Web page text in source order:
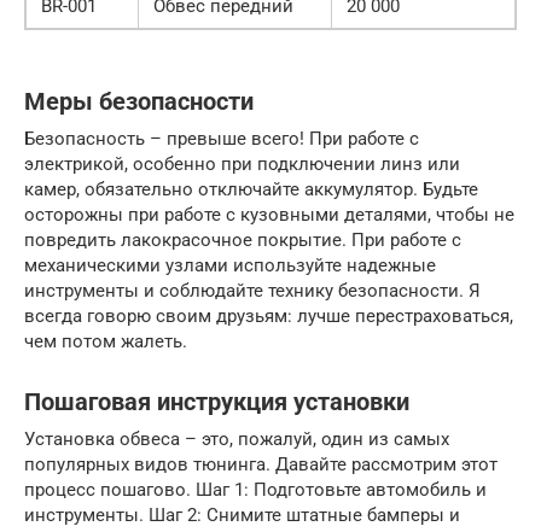
BR-001 Обвес передний 20 000
Меры безопасности
Безопасность – превыше всего! При работе с
электрикой, особенно при подключении линз или
камер, обязательно отключайте аккумулятор. Будьте
осторожны при работе с кузовными деталями, чтобы не
повредить лакокрасочное покрытие. При работе с
механическими узлами используйте надежные
инструменты и соблюдайте технику безопасности. Я
всегда говорю своим друзьям: лучше перестраховаться,
чем потом жалеть.
Пошаговая инструкция установки
Установка обвеса – это, пожалуй, один из самых
популярных видов тюнинга. Давайте рассмотрим этот
процесс пошагово. Шаг 1: Подготовьте автомобиль и
инструменты. Шаг 2: Снимите штатные бамперы и